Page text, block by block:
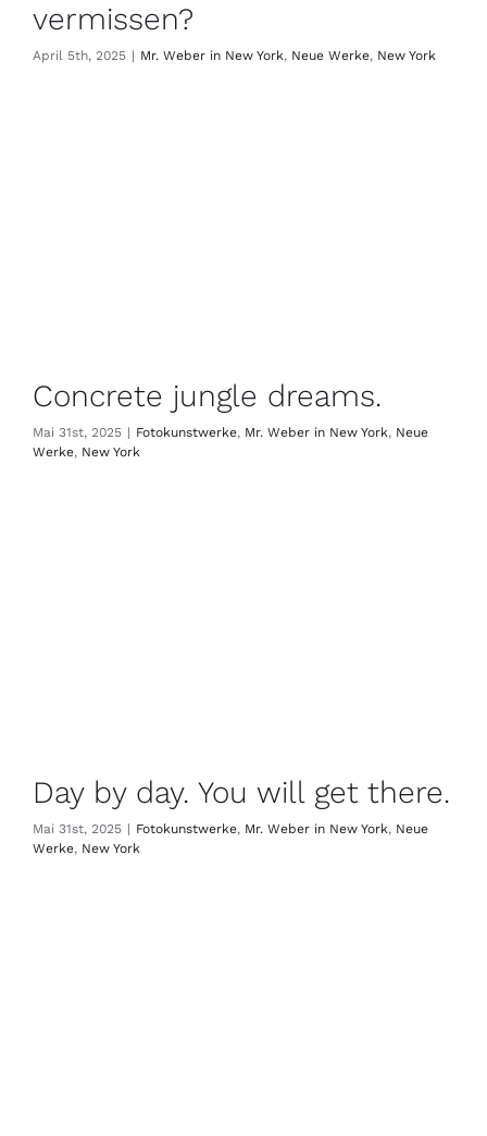
vermissen?
April 5th, 2025 | Mr. Weber in New York, Neue Werke, New York
Concrete jungle dreams.
Mai 31st, 2025 | Fotokunstwerke, Mr. Weber in New York, Neue
Werke, New York
Day by day. You will get there.
Mai 31st, 2025 | Fotokunstwerke, Mr. Weber in New York, Neue
Werke, New York